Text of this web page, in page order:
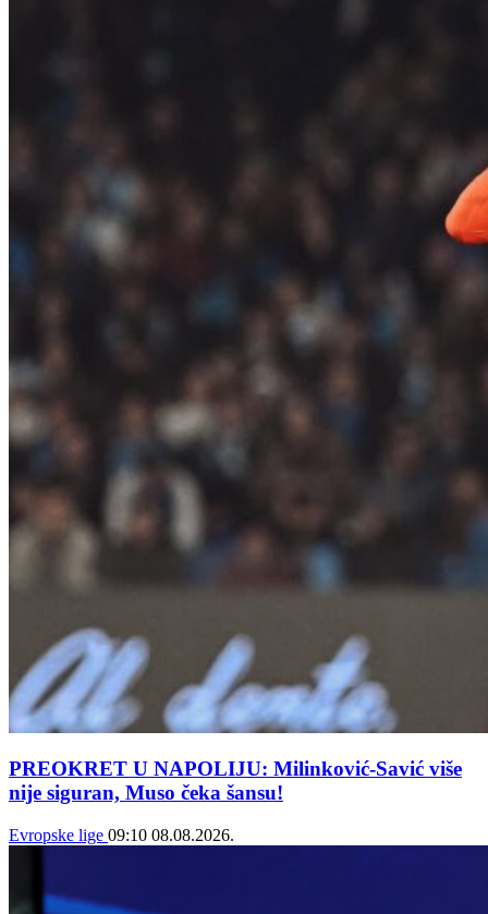
PREOKRET U NAPOLIJU: Milinković-Savić više
nije siguran, Muso čeka šansu!
Evropske lige 09:10 08.08.2026.